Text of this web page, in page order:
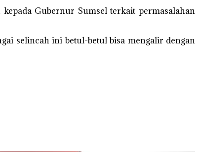
Gubernur Sumsel terkait permasalahan
selincah ini betul-betul bisa mengalir dengan